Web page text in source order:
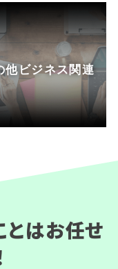
他ビジネス関連
とはお任せ